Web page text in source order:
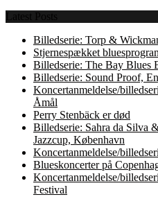
Latest Posts
Billedserie: Torp &
Stjernespækket
Billedserie: The Bay Blues
Billedserie: Sound Proof,
Koncertanmeldelse/
Åmål
Perry Stenbäck er død
Billedserie: Sahra da Silva
Jazzcup, København
Koncertanmeldelse/
Blueskoncerter på
Koncertanmeldelse/
Festival